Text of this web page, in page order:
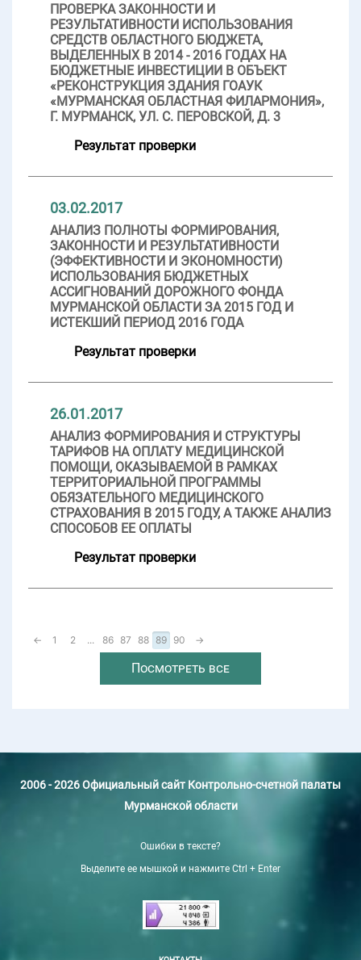
ПРОВЕРКА ЗАКОННОСТИ И
РЕЗУЛЬТАТИВНОСТИ ИСПОЛЬЗОВАНИЯ
СРЕДСТВ ОБЛАСТНОГО БЮДЖЕТА,
ВЫДЕЛЕННЫХ В 2014 - 2016 ГОДАХ НА
БЮДЖЕТНЫЕ ИНВЕСТИЦИИ В ОБЪЕКТ
«РЕКОНСТРУКЦИЯ ЗДАНИЯ ГОАУК
«МУРМАНСКАЯ ОБЛАСТНАЯ ФИЛАРМОНИЯ»,
Г. МУРМАНСК, УЛ. С. ПЕРОВСКОЙ, Д. 3
Результат проверки
03.02.2017
АНАЛИЗ ПОЛНОТЫ ФОРМИРОВАНИЯ,
ЗАКОННОСТИ И РЕЗУЛЬТАТИВНОСТИ
(ЭФФЕКТИВНОСТИ И ЭКОНОМНОСТИ)
ИСПОЛЬЗОВАНИЯ БЮДЖЕТНЫХ
АССИГНОВАНИЙ ДОРОЖНОГО ФОНДА
МУРМАНСКОЙ ОБЛАСТИ ЗА 2015 ГОД И
ИСТЕКШИЙ ПЕРИОД 2016 ГОДА
Результат проверки
26.01.2017
АНАЛИЗ ФОРМИРОВАНИЯ И СТРУКТУРЫ
ТАРИФОВ НА ОПЛАТУ МЕДИЦИНСКОЙ
ПОМОЩИ, ОКАЗЫВАЕМОЙ В РАМКАХ
ТЕРРИТОРИАЛЬНОЙ ПРОГРАММЫ
ОБЯЗАТЕЛЬНОГО МЕДИЦИНСКОГО
СТРАХОВАНИЯ В 2015 ГОДУ, А ТАКЖЕ АНАЛИЗ
СПОСОБОВ ЕЕ ОПЛАТЫ
Результат проверки
← 1 2 ... 86 87 88 89 90 →
Посмотреть все
2006 - 2026 Официальный сайт Контрольно-счетной палаты
Мурманской области
Ошибки в тексте?
Выделите ее мышкой и нажмите Ctrl + Enter